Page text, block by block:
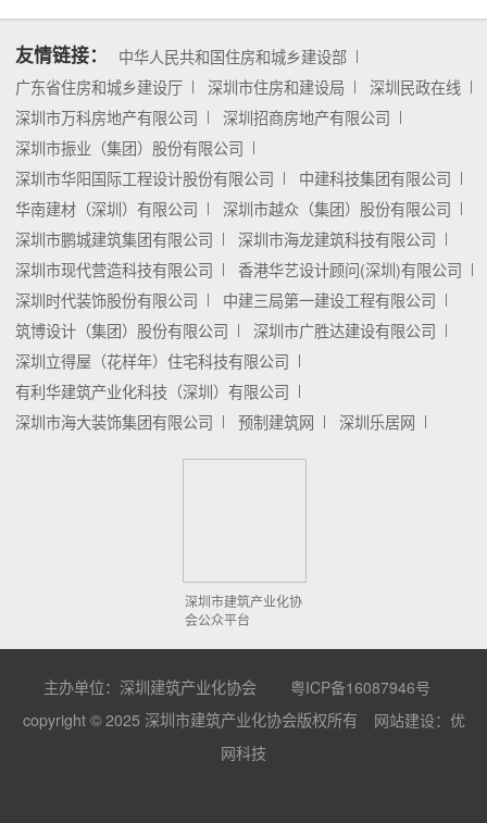
友情链接：
中华人民共和国住房和城乡建设部
广东省住房和城乡建设厅
深圳市住房和建设局
深圳民政在线
深圳市万科房地产有限公司
深圳招商房地产有限公司
深圳市振业（集团）股份有限公司
深圳市华阳国际工程设计股份有限公司
中建科技集团有限公司
华南建材（深圳）有限公司
深圳市越众（集团）股份有限公司
深圳市鹏城建筑集团有限公司
深圳市海龙建筑科技有限公司
深圳市现代营造科技有限公司
香港华艺设计顾问(深圳)有限公司
深圳时代装饰股份有限公司
中建三局第一建设工程有限公司
筑博设计（集团）股份有限公司
深圳市广胜达建设有限公司
深圳立得屋（花样年）住宅科技有限公司
有利华建筑产业化科技（深圳）有限公司
深圳市海大装饰集团有限公司
预制建筑网 深圳乐居网
深圳市建筑产业化协
会公众平台
主办单位：深圳建筑产业化协会
粤ICP备16087946号
copyright © 2025 深圳市建筑产业化协会版权所有
网站建设：优
网科技